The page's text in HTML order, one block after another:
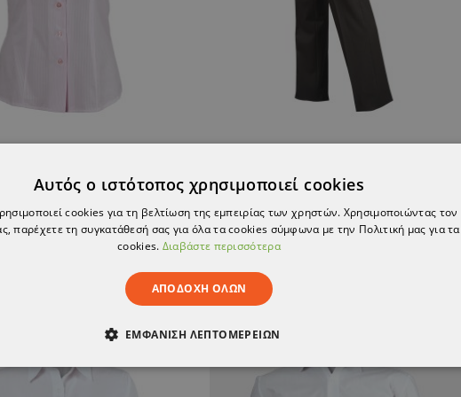
9,55 € 44,89 €
Αυτός ο ιστότοπος χρησιμοποιεί cookies
cookies για τη βελτίωση της εμπειρίας των χρηστών. Χρησιμοποιώντας τον
παρέχετε τη συγκατάθεσή σας για όλα τα cookies σύμφωνα με την Πολιτική μας για τα
cookies. Διαβάστε περισσότερα
ΑΠΟΔΟΧΉ ΌΛΩΝ
ΕΜΦΆΝΙΣΗ ΛΕΠΤΟΜΕΡΕΙΏΝ
ΑΠΌΔΟΣΗΣ ΣΤΌΧΕΥΣΗΣ ΛΕΙΤΟΥΡΓΙΚΌΤΗΤΑΣ